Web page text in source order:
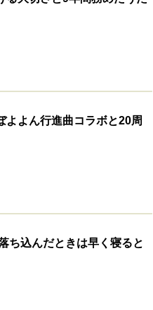
よん行進曲コラボと20周
ち込んだときは早く寝ると